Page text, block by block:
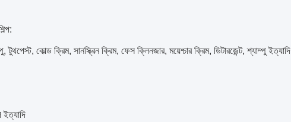
টুথপেস্ট, কোল্ড ক্রিম, সানস্ক্রিন ক্রিম, ফেস ক্লিনজার, ময়েশ্চার ক্রিম, ডিটারজেন্ট, শ্যাম্পু ইত্যাদি
ইত্যাদি